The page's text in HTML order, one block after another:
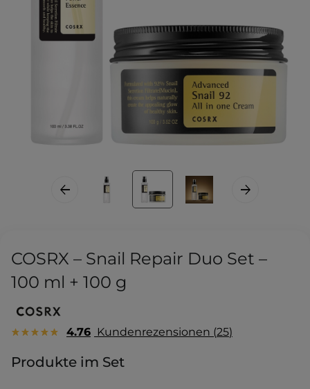
COSRX – Snail Repair Duo Set –
100 ml + 100 g
4.76 Kundenrezensionen 25
Produkte im Set